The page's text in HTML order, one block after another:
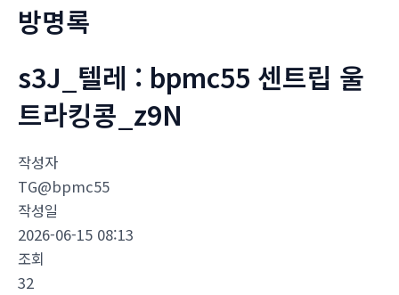
방명록
s3J_텔레 : bpmc55 센트립 울
트라킹콩_z9N
작성자
TG@bpmc55
작성일
2026-06-15 08:13
조회
32